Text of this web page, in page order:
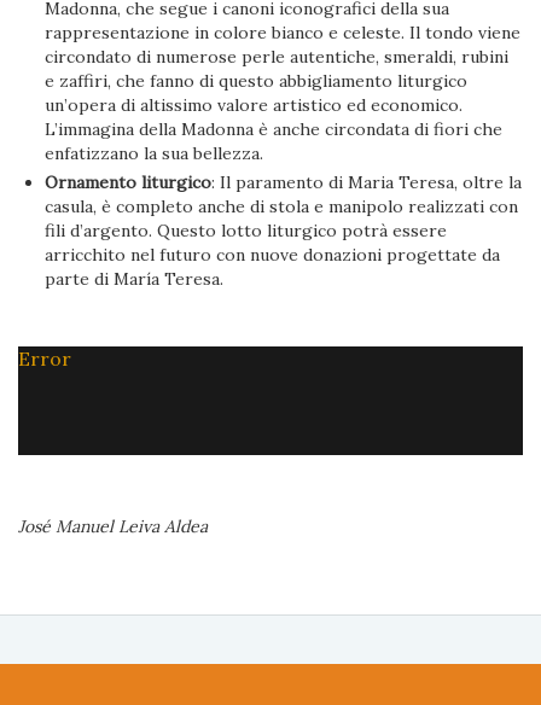
Madonna, che segue i canoni iconografici della sua
rappresentazione in colore bianco e celeste. Il tondo viene
circondato di numerose perle autentiche, smeraldi, rubini
e zaffiri, che fanno di questo abbigliamento liturgico
un’opera di altissimo valore artistico ed economico.
L’immagina della Madonna è anche circondata di fiori che
enfatizzano la sua bellezza.
Ornamento liturgico: Il paramento di Maria Teresa, oltre la
casula, è completo anche di stola e manipolo realizzati con
fili d’argento. Questo lotto liturgico potrà essere
arricchito nel futuro con nuove donazioni progettate da
parte di María Teresa.
Error
José Manuel Leiva Aldea